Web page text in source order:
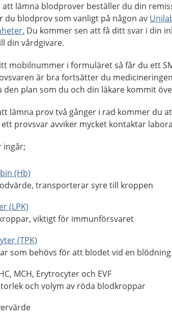
att lämna blodprover beställer du din
du blodprov som vanligt på någon av
Du kommer sen att få ditt svar i din
din vårdgivare.
mobilnummer i formuläret så får du ett
är bra fortsätter du
den plan som du och din läkare kommit
lämna prov två gånger i rad kommer du
provsvar avviker mycket kontaktar
ingår;
(Hb)
transporterar syre till kroppen
(LPK)
viktigt för immunförsvaret
(TPK)
som behövs för att blodet vid en blödning
MCH, Erytrocyter och EVF
och volym av röda blodkroppar